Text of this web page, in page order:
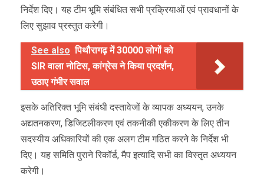
निर्देश दिए। यह टीम भूमि संबंधित सभी प्रक्रियाओं एवं प्रावधानों के
लिए सुझाव प्रस्तुत करेगी।
See also पिथौरागढ़ में 30000 लोगों को
SIR वाला नोटिस, कांग्रेस ने किया प्रदर्शन,
उठाए गंभीर सवाल
इसके अतिरिक्त भूमि संबंधी दस्तावेजों के व्यापक अध्ययन, उनके
अद्यतनकरण, डिजिटलीकरण एवं तकनीकी एकीकरण के लिए तीन
सदस्यीय अधिकारियों की एक अलग टीम गठित करने के निर्देश भी
दिए। यह समिति पुराने रिकॉर्ड, मैप इत्यादि सभी का विस्तृत अध्ययन
करेगी।